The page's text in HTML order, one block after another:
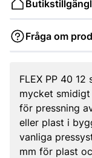
Fråga om
FLEX PP 40
mycket
för pressning
eller plast i
vanliga
mm för plast